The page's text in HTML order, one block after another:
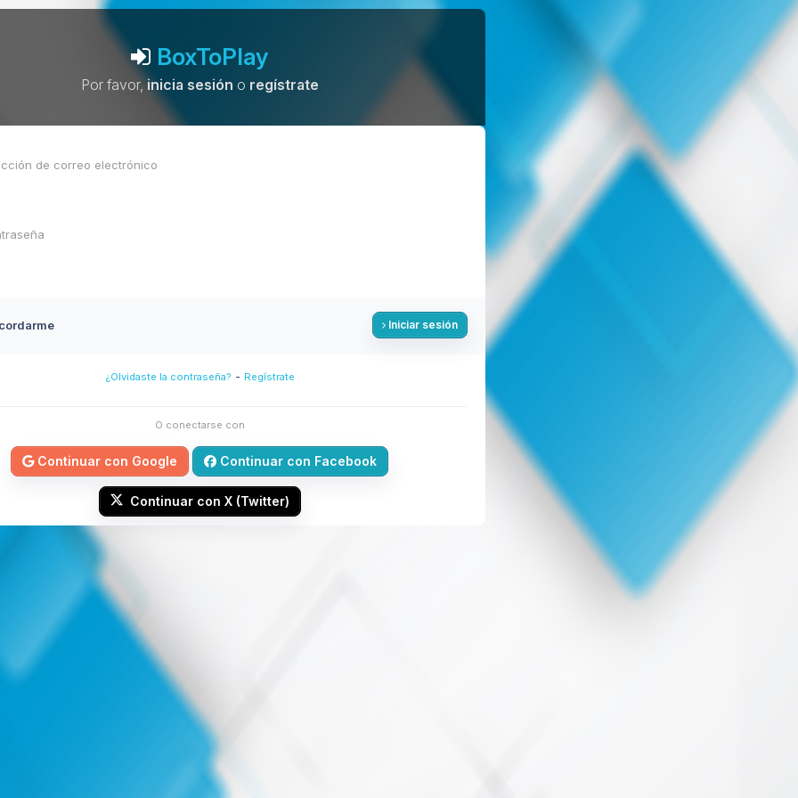
BoxToPlay
Por favor,inicia sesión o regístrate
Iniciar sesión
¿Olvidaste la contraseña? - Regístrate
O conectarse con
Continuar con Google Continuar con Facebook
Continuar con X (Twitter)